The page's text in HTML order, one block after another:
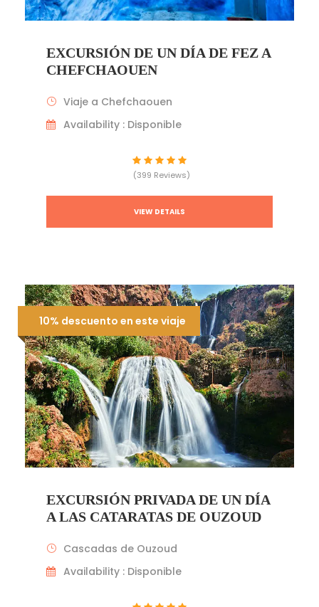
EXCURSIÓN DE UN DÍA DE FEZ A
CHEFCHAOUEN
Viaje a Chefchaouen
Availability : Disponible
(399 Reviews)
VIEW DETAILS
10% descuento en este viaje
EXCURSIÓN PRIVADA DE UN DÍA
A LAS CATARATAS DE OUZOUD
Cascadas de Ouzoud
Availability : Disponible